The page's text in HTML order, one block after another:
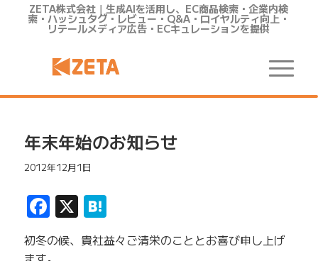
ZETA株式会社｜生成AIを活用し、EC商品検索・企業内検
索・ハッシュタグ・レビュー・Q&A・ロイヤルティ向上・
リテールメディア広告・ECキュレーションを提供
年末年始のお知らせ
2012年12月1日
Facebook
X Hatena
初冬の候、貴社益々ご清栄のこととお喜び申し上げ